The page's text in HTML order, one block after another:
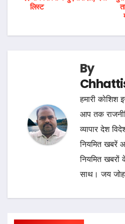
navigation
लिस्ट
By
हमारी कोशिश
आप तक
व्यापार देश
नियमित
नियमित खबरों
साथ। जय